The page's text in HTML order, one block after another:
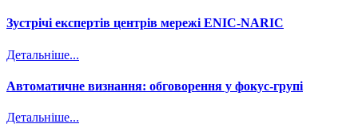
Зустрічі експертів центрів мережі ENIC-NARIC
Детальніше...
Автоматичне визнання: обговорення у фокус-групі
Детальніше...